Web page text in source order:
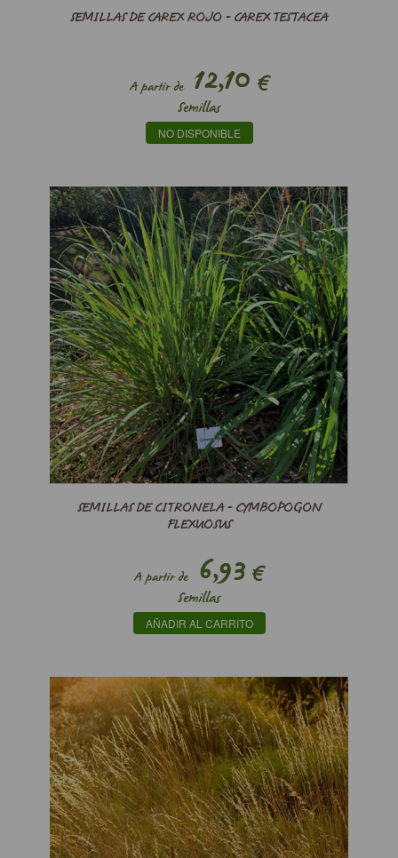
SEMILLAS DE CAREX ROJO - CAREX TESTACEA
A partir de12,10 €
Semillas
NO DISPONIBLE
SEMILLAS DE CITRONELA - CYMBOPOGON
FLEXUOSUS
A partir de6,93 €
Semillas
AÑADIR AL CARRITO